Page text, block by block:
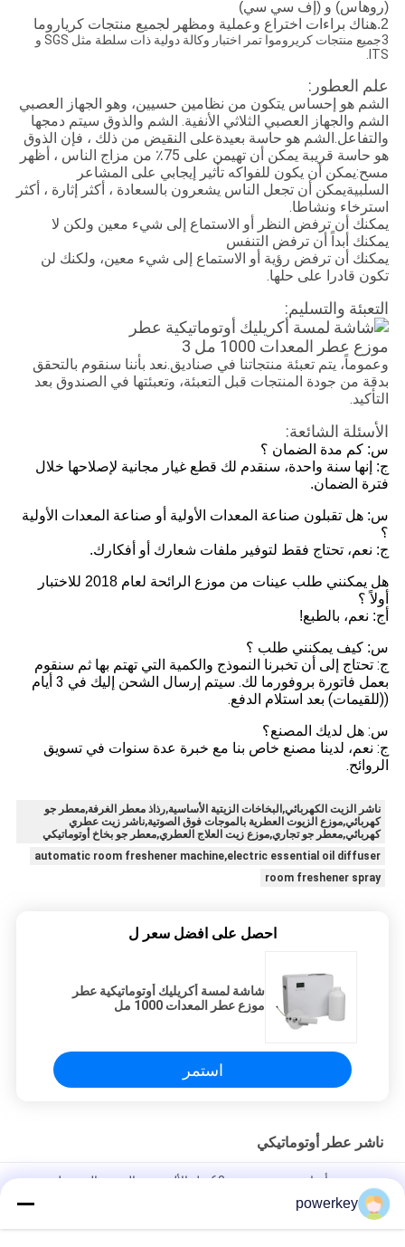
(روهاس) و (إف سي سي)
2.هناك براءات اختراع وعملية ومظهر لجميع منتجات كرياروما
3جميع منتجات كريروموا تمر اختبار وكالة دولية ذات سلطة مثل SGS و
ITS.
علم العطور:
الشم هو إحساس يتكون من نظامين حسيين، وهو الجهاز العصبي
الشم والجهاز العصبي الثلاثي الأنفية. الشم والذوق سيتم دمجها
والتفاعل.الشم هو حاسة بعيدةعلى النقيض من ذلك ، فإن الذوق
هو حاسة قريبة يمكن أن تهيمن على 75٪ من مزاج الناس ، أظهر
مسح:يمكن أن يكون للفواكه تأثير إيجابي على المشاعر
السلبيةيمكن أن تجعل الناس يشعرون بالسعادة ، أكثر إثارة ، أكثر
استرخاء ونشاطا.
يمكنك أن ترفض النظر أو الاستماع إلى شيء معين ولكن لا
يمكنك أبداً أن ترفض التنفس
يمكنك أن ترفض رؤية أو الاستماع إلى شيء معين، ولكنك لن
تكون قادرا على حلها.
التعبئة والتسليم:
وعموماً، يتم تعبئة منتجاتنا في صناديق.نعد بأننا سنقوم بالتحقق
بدقة من جودة المنتجات قبل التعبئة، وتعبئتها في الصندوق بعد
التأكيد.
الأسئلة الشائعة:
س: كم مدة الضمان ؟
ج: إنها سنة واحدة، سنقدم لك قطع غيار مجانية لإصلاحها خلال
فترة الضمان.
س: هل تقبلون صناعة المعدات الأولية أو صناعة المعدات الأولية
؟
ج: نعم، تحتاج فقط لتوفير ملفات شعارك أو أفكارك.
هل يمكنني طلب عينات من موزع الرائحة لعام 2018 للاختبار
أولاً ؟
أج: نعم، بالطبع!
س: كيف يمكنني طلب ؟
ج: تحتاج إلى أن تخبرنا النموذج والكمية التي تهتم بها ثم سنقوم
بعمل فاتورة بروفورما لك. سيتم إرسال الشحن إليك في 3 أيام
((للقيمات) بعد استلام الدفع.
س: هل لديك المصنع؟
ج: نعم، لدينا مصنع خاص بنا مع خبرة عدة سنوات في تسويق
الروائح.
ناشر الزيت الكهربائي,البخاخات الزيتية الأساسية,رذاذ معطر الغرفة,معطر جو
كهربائي,موزع الزيوت العطرية بالموجات فوق الصوتية,ناشر زيت عطري
كهربائي,معطر جو تجاري,موزع زيت العلاج العطري,معطر جو بخاخ أوتوماتيكي
automatic room freshener machine,electric essential oil diffuser
room freshener spray
احصل على افضل سعر ل
شاشة لمسة أكريليك أوتوماتيكية عطر
موزع عطر المعدات 1000 مل
استمر
ناشر عطر أوتوماتيكي
موزع زيت أساسي موزع صغير 60 مل الألومنيوم الفضي المحمول
نظام الرائحة الرائحة الرائحة الرائحة الرائحة الرائحة الرائحة الرائحة
الرائحة الرائحة الرائحة الرائحة الرائحة الرائحة الرائحة
powerkey